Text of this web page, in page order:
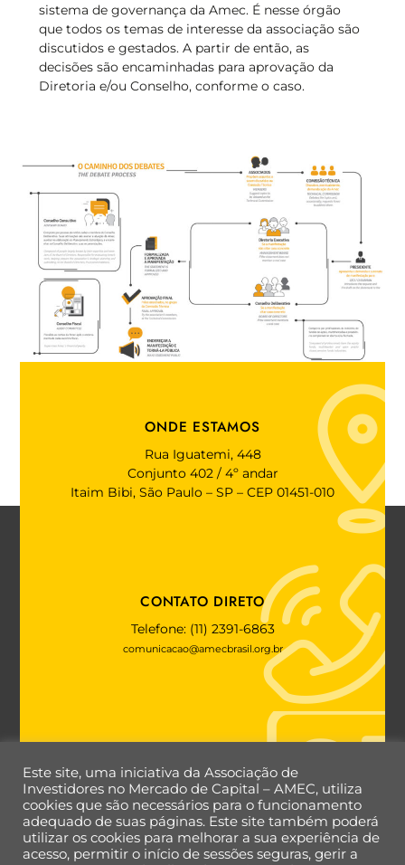
sistema de governança da Amec. É nesse órgão
que todos os temas de interesse da associação são
discutidos e gestados. A partir de então, as
decisões são encaminhadas para aprovação da
Diretoria e/ou Conselho, conforme o caso.
ONDE ESTAMOS
Rua Iguatemi, 448
Conjunto 402 / 4º andar
Itaim Bibi, São Paulo – SP – CEP 01451-010
CONTATO DIRETO
Telefone: (11) 2391-6863
comunicacao@amecbrasil.org.br
Back
To
Este site, uma iniciativa da Associação de
Investidores no Mercado de Capital – AMEC, utiliza
cookies que são necessários para o funcionamento
adequado de suas páginas. Este site também poderá
utilizar os cookies para melhorar a sua experiência de
acesso, permitir o início de sessões seguras, gerir a